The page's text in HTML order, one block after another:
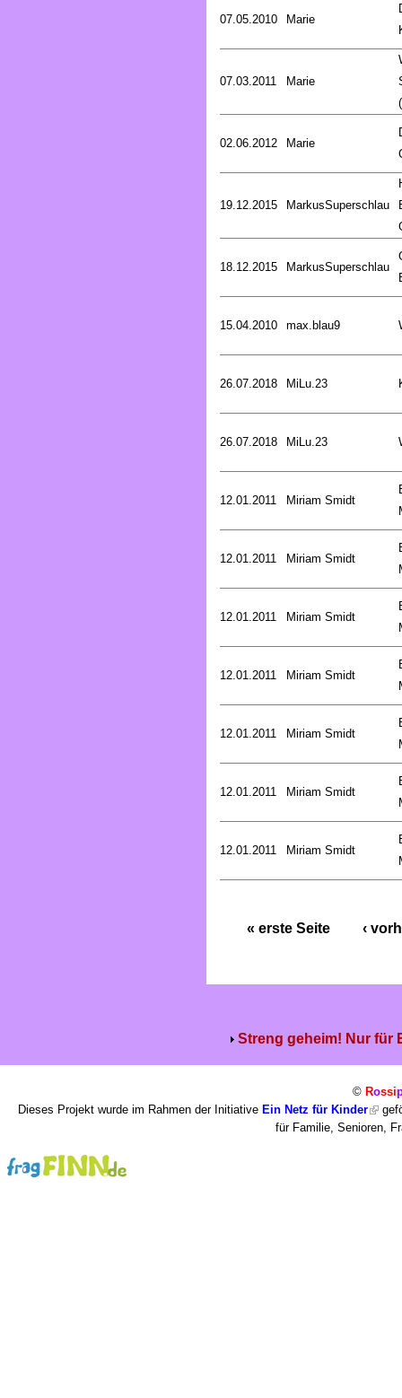
07.05.2010 Marie
07.03.2011 Marie
02.06.2012 Marie
19.12.2015 MarkusSuperschlau
18.12.2015 MarkusSuperschlau
15.04.2010 max.blau9
26.07.2018 MiLu.23
26.07.2018 MiLu.23
12.01.2011 Miriam Smidt
12.01.2011 Miriam Smidt
12.01.2011 Miriam Smidt
12.01.2011 Miriam Smidt
12.01.2011 Miriam Smidt
12.01.2011 Miriam Smidt
12.01.2011 Miriam Smidt
« erste Seite ‹
Streng geheim! Nur für
© Rossi
Dieses Projekt wurde im Rahmen der Initiative Ein Netz für Kinder
für Familie, Senioren,